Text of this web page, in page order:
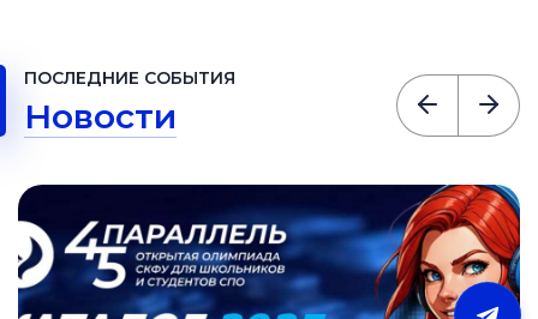
ПОСЛЕДНИЕ СОБЫТИЯ
Новости